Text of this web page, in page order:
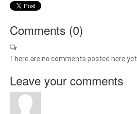
Comments (0)
There are no comments posted here yet
Leave your comments